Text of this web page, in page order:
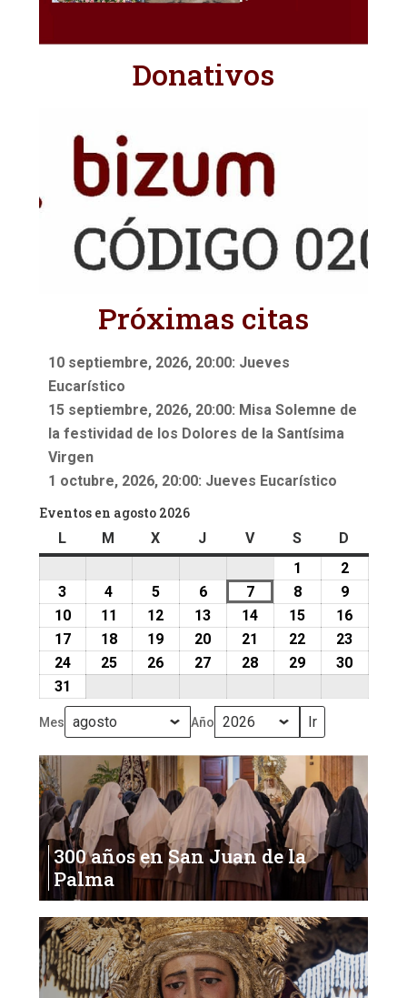
Donativos
Próximas citas
10 septiembre, 2026, 20:00: Jueves
Eucarístico
15 septiembre, 2026, 20:00: Misa Solemne de
la festividad de los Dolores de la Santísima
Virgen
1 octubre, 2026, 20:00: Jueves Eucarístico
Eventos en agosto 2026
Llunes M martes
Xmiércoles
J jueves
Vviernes
Ssábado
D
1
agosto,
2026
22
agosto,
2026
3
agosto,
2026
4
agosto,
2026
55
agosto,
2026
66
agosto,
2026
77
agosto,
2026
88
agosto,
2026
99
agosto,
2026
1010
agosto,
2026
11
agosto,
2026
12
agosto,
2026
13
agosto,
2026
14
agosto,
2026
15
agosto,
2026
16
1717
agosto,
1818
agosto,
19
agosto,
20
agosto,
21
agosto,
22
agosto,
23
2424
2026
2525
2026
26
2026
27
2026
28
2026
29
2026
30
31
agosto,
2026
Mes Año
300 años en San Juan de la
Palma